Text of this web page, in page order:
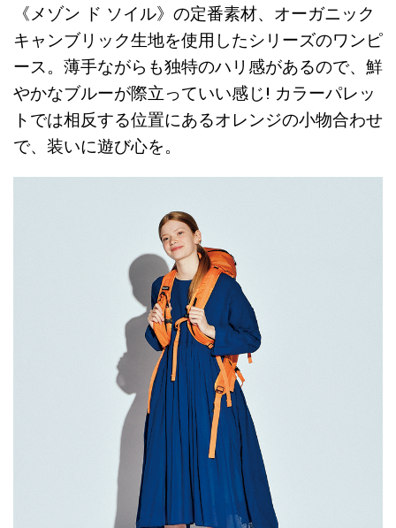
《メゾン ド ソイル》の定番素材、オーガニック
キャンブリック生地を使用したシリーズのワンピ
ース。薄手ながらも独特のハリ感があるので、鮮
やかなブルーが際立っていい感じ! カラーパレッ
トでは相反する位置にあるオレンジの小物合わせ
で、装いに遊び心を。